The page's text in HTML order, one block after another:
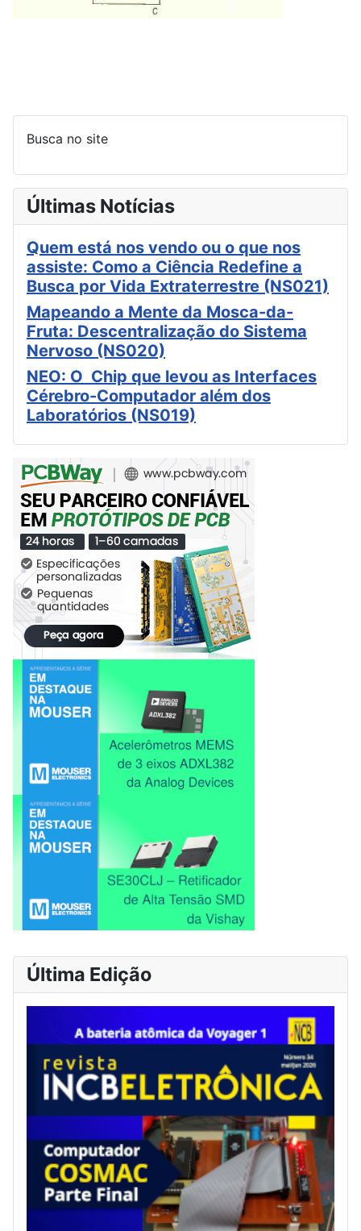
Busca no site
Últimas Notícias
Quem está nos vendo ou o que nos
assiste: Como a Ciência Redefine a
Busca por Vida Extraterrestre (NS021)
Mapeando a Mente da Mosca-da-
Fruta: Descentralização do Sistema
Nervoso (NS020)
NEO: O Chip que levou as Interfaces
Cérebro-Computador além dos
Laboratórios (NS019)
Última Edição